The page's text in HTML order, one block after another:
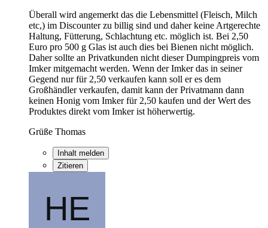
Überall wird angemerkt das die Lebensmittel (Fleisch, Milch
etc,) im Discounter zu billig sind und daher keine Artgerechte
Haltung, Fütterung, Schlachtung etc. möglich ist. Bei 2,50
Euro pro 500 g Glas ist auch dies bei Bienen nicht möglich.
Daher sollte an Privatkunden nicht dieser Dumpingpreis vom
Imker mitgemacht werden. Wenn der Imker das in seiner
Gegend nur für 2,50 verkaufen kann soll er es dem
Großhändler verkaufen, damit kann der Privatmann dann
keinen Honig vom Imker für 2,50 kaufen und der Wert des
Produktes direkt vom Imker ist höherwertig.
Grüße Thomas
Inhalt melden
Zitieren